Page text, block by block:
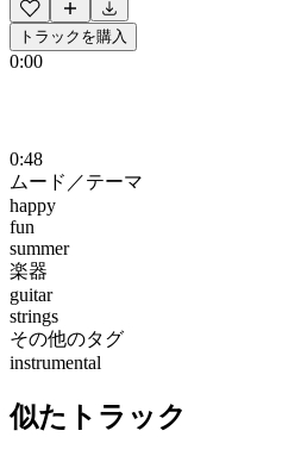
トラックを購入
0:00
0:48
ムード／テーマ
happy
fun
summer
楽器
guitar
strings
その他のタグ
instrumental
似たトラック